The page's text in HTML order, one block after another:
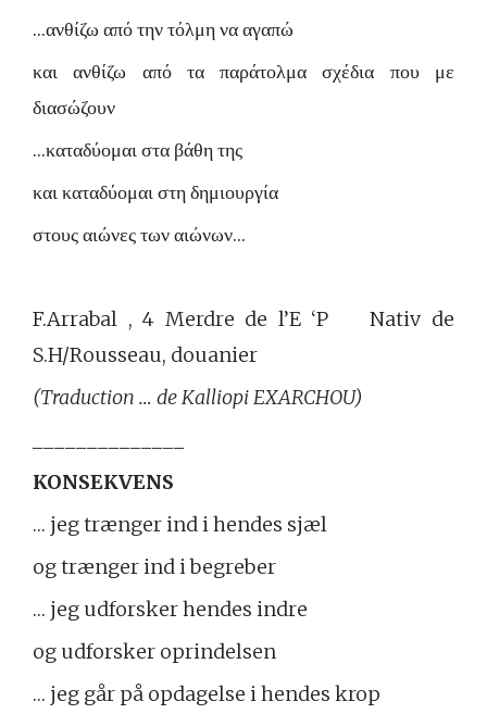
…ανθίζω από την τόλμη να αγαπώ
και ανθίζω από τα παράτολμα σχέδια που με
διασώζουν
…καταδύομαι στα βάθη της
και καταδύομαι στη δημιουργία
στους αιώνες των αιώνων…
F.Arrabal , 4 Merdre de l’E ‘P Nativ de
S.H/Rousseau, douanier
(Traduction … de Kalliopi EXARCHOU)
KONSEKVENS
… jeg trænger ind i hendes sjæl
og trænger ind i begreber
… jeg udforsker hendes indre
og udforsker oprindelsen
… jeg går på opdagelse i hendes krop